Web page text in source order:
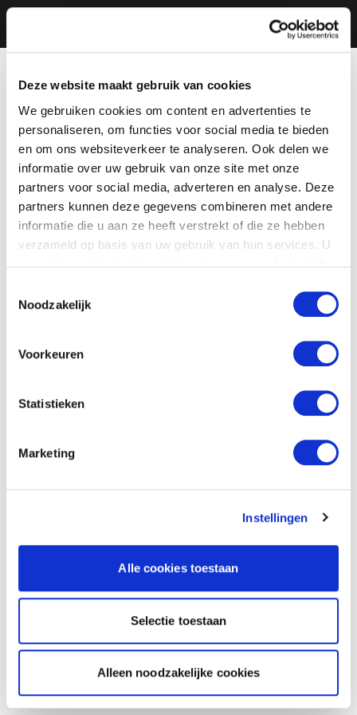
Deze website maakt gebruik van cookies
We gebruiken cookies om content en advertenties te
personaliseren, om functies voor social media te bieden
en om ons websiteverkeer te analyseren. Ook delen we
informatie over uw gebruik van onze site met onze
partners voor social media, adverteren en analyse. Deze
partners kunnen deze gegevens combineren met andere
informatie die u aan ze heeft verstrekt of die ze hebben
verzameld op basis van uw gebruik van hun services. U
Noodzakelijk
Voorkeuren
Statistieken
Marketing
Instellingen
Alle cookies toestaan
Selectie toestaan
Alleen noodzakelijke cookies